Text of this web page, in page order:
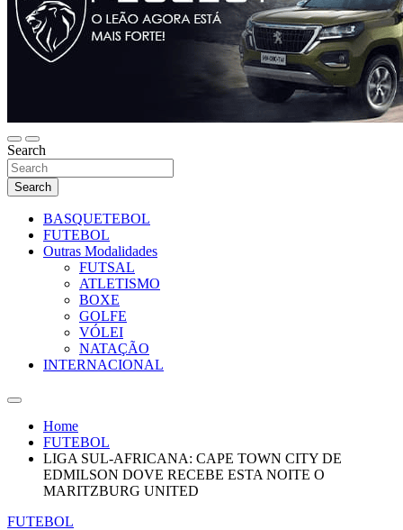
Search
Search
BASQUETEBOL
FUTEBOL
Outras Modalidades
FUTSAL
ATLETISMO
BOXE
GOLFE
VÓLEI
NATAÇÃO
INTERNACIONAL
Home
FUTEBOL
LIGA SUL-AFRICANA: CAPE TOWN CITY DE
EDMILSON DOVE RECEBE ESTA NOITE O
MARITZBURG UNITED
FUTEBOL